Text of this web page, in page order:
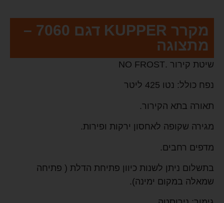
מקרר KUPPER דגם 7060 –
מתצוגה
שיטת קירור .NO FROST
נפח כולל: נטו 425 ליטר
תאורה בתא הקירור.
מגירה שקופה לאחסון ירקות ופירות.
מדפים רחבים.
בתשלום ניתן לשנות כיוון פתיחת הדלת ( פתיחה
שמאלה במקום ימינה).